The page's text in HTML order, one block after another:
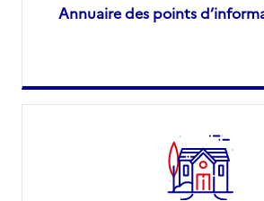
Annuaire des points